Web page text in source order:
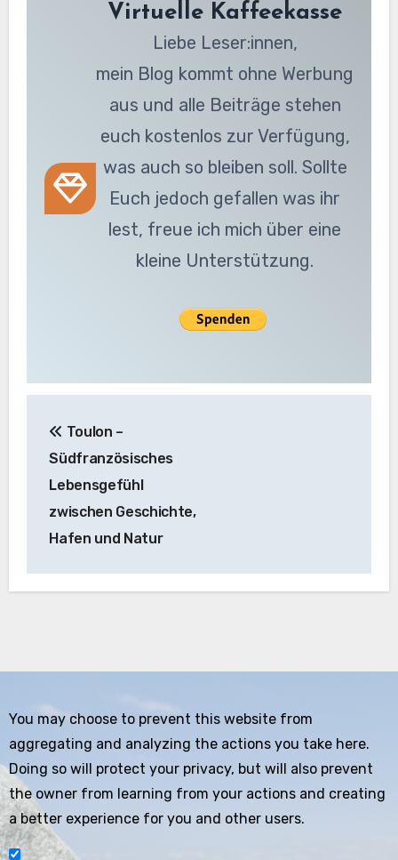
Virtuelle Kaffeekasse
Liebe Leser:innen,
mein Blog kommt ohne Werbung
aus und alle Beiträge stehen
euch kostenlos zur Verfügung,
was auch so bleiben soll. Sollte
Euch jedoch gefallen was ihr
lest, freue ich mich über eine
kleine Unterstützung.
Toulon –
Südfranzösisches
Lebensgefühl
zwischen Geschichte,
Hafen und Natur
You may choose to prevent this website from
aggregating and analyzing the actions you take here.
Doing so will protect your privacy, but will also prevent
the owner from learning from your actions and creating
a better experience for you and other users.